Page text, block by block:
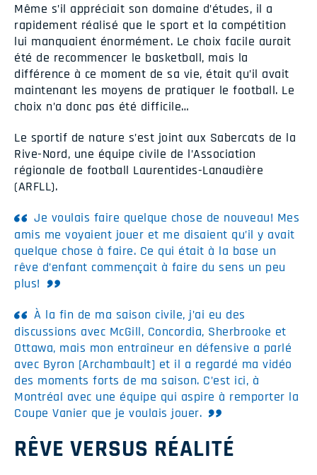
Même s’il appréciait son domaine d’études, il a
rapidement réalisé que le sport et la compétition
lui manquaient énormément. Le choix facile aurait
été de recommencer le basketball, mais la
différence à ce moment de sa vie, était qu’il avait
maintenant les moyens de pratiquer le football. Le
choix n’a donc pas été difficile…
Le sportif de nature s’est joint aux Sabercats de la
Rive-Nord, une équipe civile de l’Association
régionale de football Laurentides-Lanaudière
(ARFLL).
Je voulais faire quelque chose de nouveau! Mes
amis me voyaient jouer et me disaient qu’il y avait
quelque chose à faire. Ce qui était à la base un
rêve d’enfant commençait à faire du sens un peu
plus!
À la fin de ma saison civile, j’ai eu des
discussions avec McGill, Concordia, Sherbrooke et
Ottawa, mais mon entraîneur en défensive a parlé
avec Byron [Archambault] et il a regardé ma vidéo
des moments forts de ma saison. C’est ici, à
Montréal avec une équipe qui aspire à remporter la
Coupe Vanier que je voulais jouer.
RÊVE VERSUS RÉALITÉ